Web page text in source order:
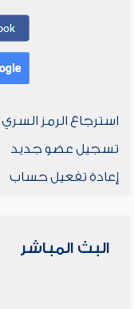
استرجاع الرمز السري
تسجيل عضو جديد
إعادة تفعيل حساب
البث المباشر